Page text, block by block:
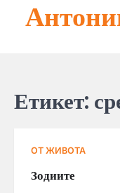
Етикет:
ОТ ЖИВОТА
Зодиите